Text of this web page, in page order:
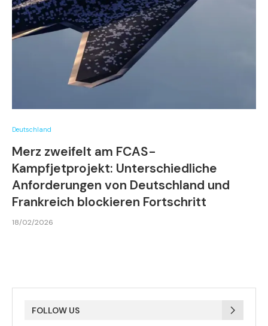
Deutschland
Merz zweifelt am FCAS-
Kampfjetprojekt: Unterschiedliche
Anforderungen von Deutschland und
Frankreich blockieren Fortschritt
18/02/2026
FOLLOW US